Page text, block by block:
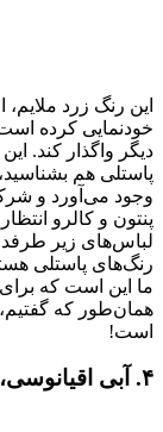
خودنمایی کرده است
دیگر واگذار کند.
پاستلی هم
وجود می‌آورد و
پنتون و کالرو
لباس‌های زیر
رنگ‌های پاستلی
ما این است که
است!
۴. آبی اقیانوسی، آرامشی که بیشتر از همیشه نیاز داریم